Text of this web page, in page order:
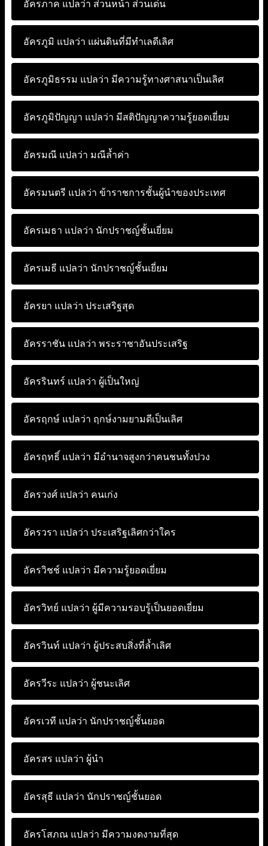
อัครภาค แปลว่า ส่วนหน้า ส่วนเด่น
อัครภูมิ แปลว่า แผ่นดินที่มีทำเลดีเลิศ
อัครภูมิธรรม แปลว่า มีความรู้ทางศาสนาเป็นเลิศ
อัครภูมิปัญญา แปลว่า มีสติปัญญาความรู้ยอดเยี่ยม
อัครมณี แปลว่า มณีล้ำค่า
อัครมนตรี แปลว่า ข้าราชการชั้นผู้นำของประเทศ
อัครเมธา แปลว่า นักปราชญ์ชั้นเยี่ยม
อัครเมธี แปลว่า นักปราชญ์ชั้นเยี่ยม
อัครยา แปลว่า ประเสริฐสุด
อัครราชัน แปลว่า พระราชาอันประเสริฐ
อัครรินทร์ แปลว่า ผู้เป็นใหญ่
อัครฤกษ์ แปลว่า ฤกษ์งามยามดีเป็นเลิศ
อัครฤทธิ์ แปลว่า มีอำนาจสูงกว่าคนชนทั้งปวง
อัครวงศ์ แปลว่า คนเก่ง
อัครวรา แปลว่า ประเสริฐเลิศกว่าใคร
อัครวิชช์ แปลว่า มีความรู้ยอดเยี่ยม
อัครวิทย์ แปลว่า ผู้มีความรอบรู้เป็นยอดเยี่ยม
อัครวินท์ แปลว่า ผู้ประสบสิ่งที่ล้ำเลิศ
อัครวีระ แปลว่า ผู้ชนะเลิศ
อัครเวที แปลว่า นักปราชญ์ชั้นยอด
อัครสร แปลว่า ผู้นำ
อัครสุธี แปลว่า นักปราชญ์ชั้นยอด
อัครโสภณ แปลว่า มีความงดงามที่สุด